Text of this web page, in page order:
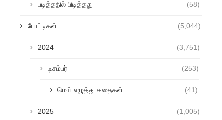
படித்ததில் பிடித்தது (58)
போட்டிகள் (5,044)
2024 (3,751)
டிசம்பர் (253)
மெய் எழுத்து கதைகள் (41)
2025 (1,005)